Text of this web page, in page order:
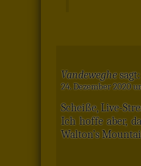
Vandeweghesagt:
24. Dezember 2020
Scheiße, Live-
Ich hoffe aber,
Walton’s